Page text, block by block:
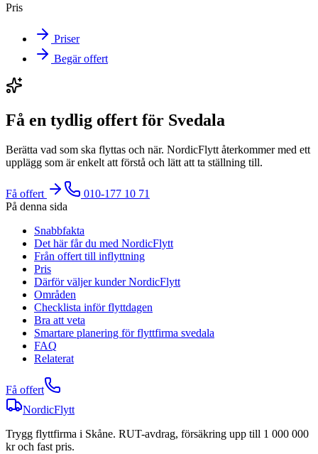
Pris
Priser
Begär offert
Få en tydlig offert för Svedala
Berätta vad som ska flyttas och när. NordicFlytt återkommer med ett
upplägg som är enkelt att förstå och lätt att ta ställning till.
Få offert
010-177 10 71
På denna sida
Snabbfakta
Det här får du med NordicFlytt
Från offert till inflyttning
Pris
Därför väljer kunder NordicFlytt
Områden
Checklista inför flyttdagen
Bra att veta
Smartare planering för flyttfirma svedala
FAQ
Relaterat
Få offert
NordicFlytt
Trygg flyttfirma i Skåne. RUT-avdrag, försäkring upp till 1 000 000
kr och fast pris.